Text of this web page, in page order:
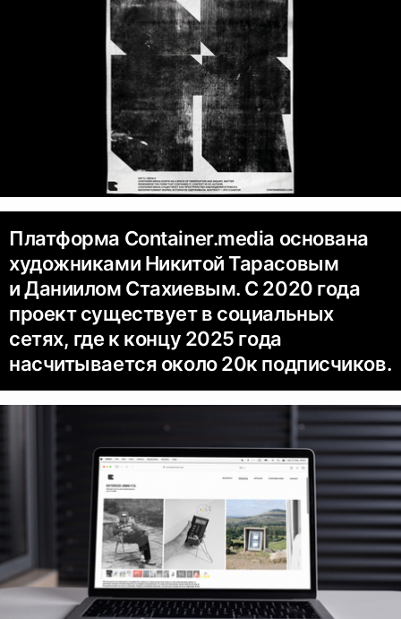
Платформа Container.media основана
художниками Никитой Тарасовым
и Даниилом Стахиевым. С 2020 года
проект существует в социальных
сетях, где к концу 2025 года
насчитывается около 20к подписчиков.